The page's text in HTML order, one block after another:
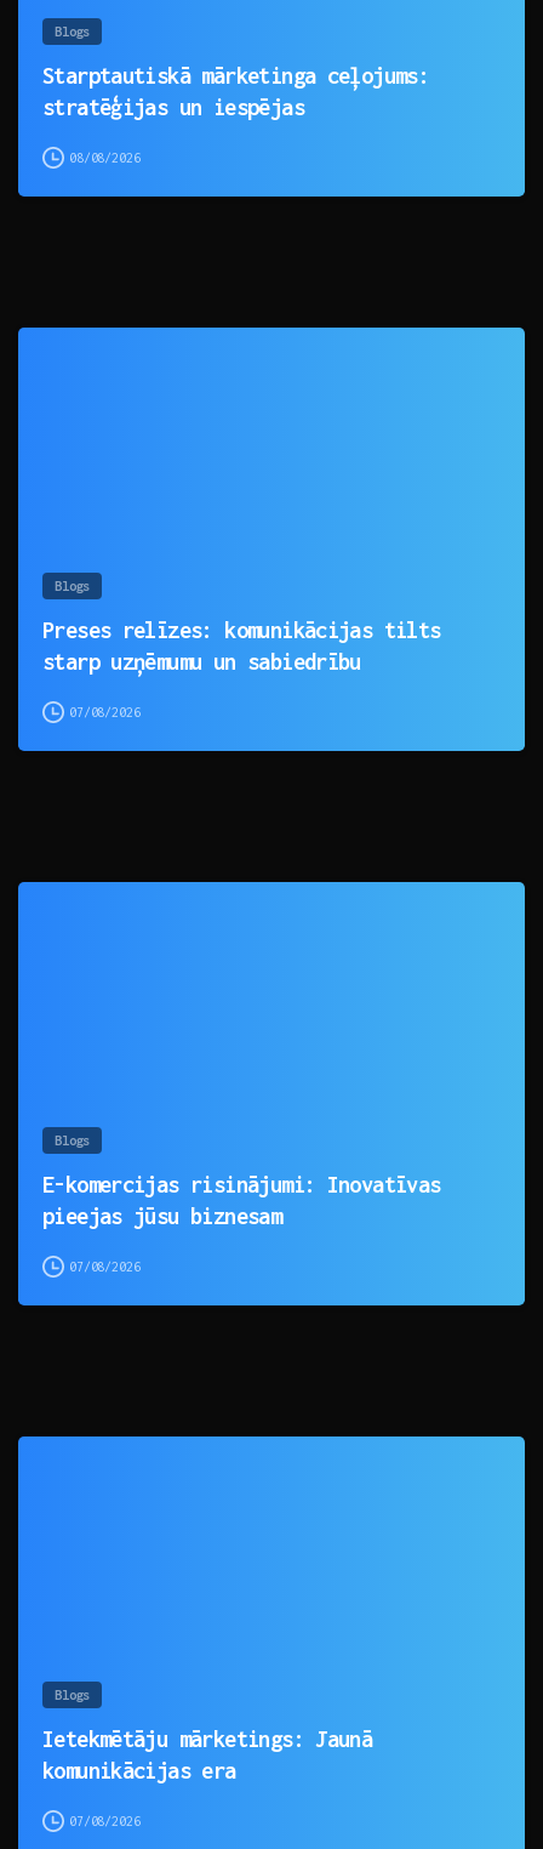
Blogs
Starptautiskā mārketinga ceļojums:
stratēģijas un iespējas
08/08/2026
Blogs
Preses relīzes: komunikācijas tilts
starp uzņēmumu un sabiedrību
07/08/2026
Blogs
E-komercijas risinājumi: Inovatīvas
pieejas jūsu biznesam
07/08/2026
Blogs
Ietekmētāju mārketings: Jaunā
komunikācijas era
07/08/2026